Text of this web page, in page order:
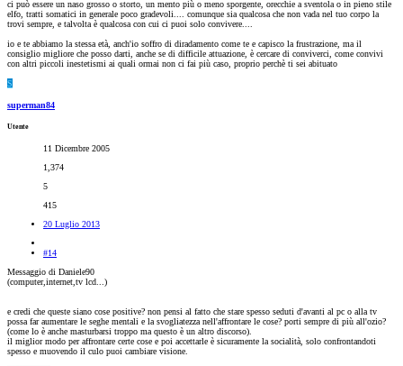
ci può essere un naso grosso o storto, un mento più o meno sporgente, orecchie a sventola o in pieno stile
elfo, tratti somatici in generale poco gradevoli.... comunque sia qualcosa che non vada nel tuo corpo la
trovi sempre, e talvolta è qualcosa con cui ci puoi solo convivere....
io e te abbiamo la stessa età, anch'io soffro di diradamento come te e capisco la frustrazione, ma il
consiglio migliore che posso darti, anche se di difficile attuazione, è cercare di conviverci, come convivi
con altri piccoli inestetismi ai quali ormai non ci fai più caso, proprio perchè ti sei abituato
S
superman84
Utente
11 Dicembre 2005
1,374
5
415
20 Luglio 2013
#14
Messaggio di Daniele90
(computer,internet,tv lcd...)
e credi che queste siano cose positive? non pensi al fatto che stare spesso seduti d'avanti al pc o alla tv
possa far aumentare le seghe mentali e la svogliatezza nell'affrontare le cose? porti sempre di più all'ozio?
(come lo è anche masturbarsi troppo ma questo è un altro discorso).
il miglior modo per affrontare certe cose e poi accettarle è sicuramente la socialità, solo confrontandoti
spesso e muovendo il culo puoi cambiare visione.